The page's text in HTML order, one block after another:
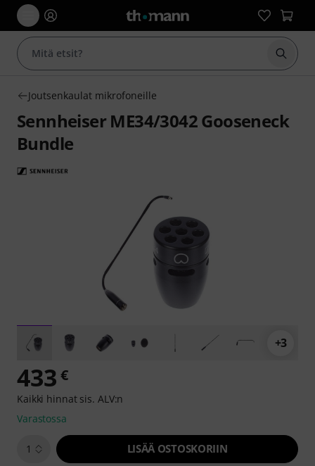
Aloita
Joutsenkaulat mikrofoneille
Sennheiser ME34/3042 Gooseneck
Bundle
+3
433 €
Kaikki hinnat sis. ALV:n
Varastossa
1 LISÄÄ OSTOSKORIIN